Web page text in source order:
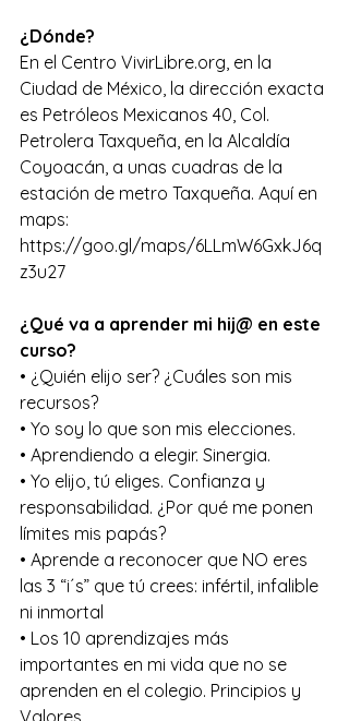
¿Dónde?
En el Centro VivirLibre.org, en la
Ciudad de México, la dirección exacta
es Petróleos Mexicanos 40, Col.
Petrolera Taxqueña, en la Alcaldía
Coyoacán, a unas cuadras de la
estación de metro Taxqueña. Aquí en
maps:
https://goo.gl/maps/6LLmW6GxkJ6q
z3u27
¿Qué va a aprender mi hij@ en este
curso?
• ¿Quién elijo ser? ¿Cuáles son mis
recursos?
• Yo soy lo que son mis elecciones.
• Aprendiendo a elegir. Sinergia.
• Yo elijo, tú eliges. Confianza y
responsabilidad. ¿Por qué me ponen
límites mis papás?
• Aprende a reconocer que NO eres
las 3 “i´s” que tú crees: infértil, infalible
ni inmortal
• Los 10 aprendizajes más
importantes en mi vida que no se
aprenden en el colegio. Principios y
Valores.